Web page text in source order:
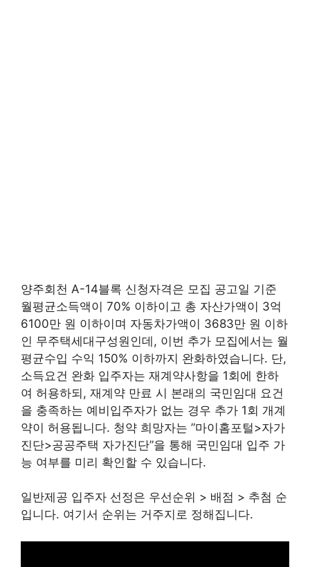
양주회천 A-14블록 신청자격은 모집 공고일 기준
월평균소득액이 70% 이하이고 총 자산가액이 3억
6100만 원 이하이며 자동차가액이 3683만 원 이하
인 무주택세대구성원인데, 이번 추가 모집에서는 월
평균수입 수익 150% 이하까지 완화하였습니다. 단,
소득요건 완화 입주자는 재계약사항을 1회에 한하
여 허용하되, 재계약 만료 시 본래의 국민임대 요건
을 충족하는 예비입주자가 없는 경우 추가 1회 개계
약이 허용됩니다. 청약 희망자는 ”마이홈포털>자가
진단>공공주택 자가진단”을 통해 국민임대 입주 가
능 여부를 미리 확인할 수 있습니다.
일반제공 입주자 선정은 우선순위 > 배점 > 추첨 순
입니다. 여기서 순위는 거주지로 정해집니다.